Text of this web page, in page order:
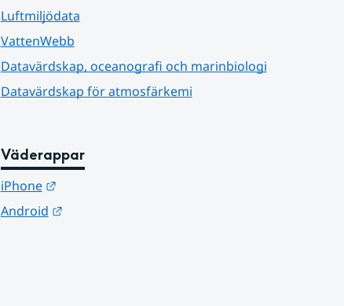
Luftmiljödata
VattenWebb
Datavärdskap, oceanografi och marinbiologi
Datavärdskap för atmosfärkemi
Väderappar
iPhone
Länk till annan webbplats.
Android
Länk till annan webbplats.